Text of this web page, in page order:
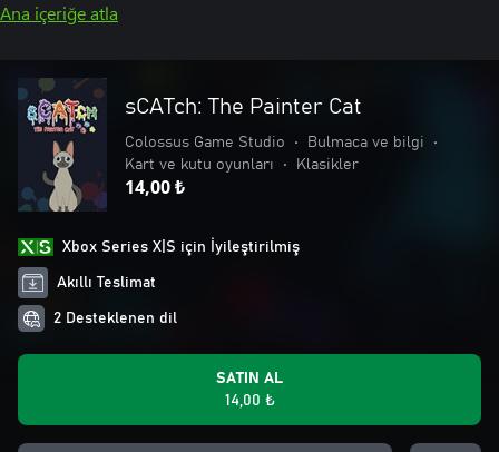
Ana içeriğe atla
sCATch: The Painter Cat
Colossus Game Studio • Bulmaca ve bilgi
•
Kart ve kutu oyunları
• Klasikler
14,00 ₺
Xbox Series X|S için İyileştirilmiş
Akıllı Teslimat
2 Desteklenen dil
SATIN AL
14,00 ₺